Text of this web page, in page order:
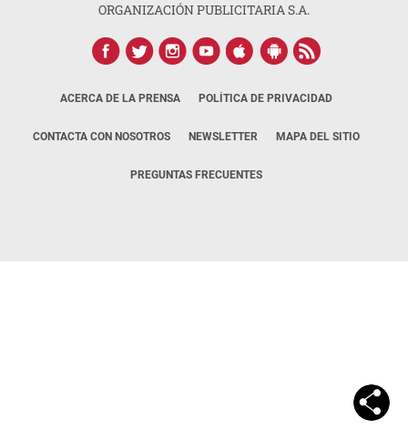
ORGANIZACIÓN PUBLICITARIA S.A.
ACERCA DE LA PRENSA POLÍTICA DE PRIVACIDAD
CONTACTA CON NOSOTROS NEWSLETTER MAPA DEL SITIO
PREGUNTAS FRECUENTES